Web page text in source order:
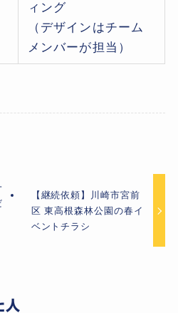
ィング
（デザインはチーム
メンバーが担当）
【継続依頼】川崎市宮前
区 東高根森林公園の春イ
ベントチラシ
人